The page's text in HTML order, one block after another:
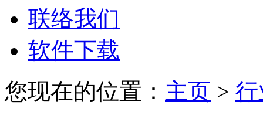
联络我们
软件下载
您现在的位置： 主页 >